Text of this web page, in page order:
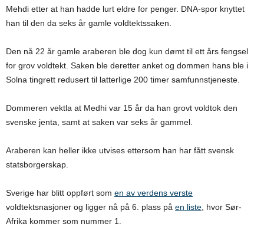
Mehdi etter at han hadde lurt eldre for penger. DNA-spor knyttet
han til den da seks år gamle voldtektssaken.
Den nå 22 år gamle araberen ble dog kun dømt til ett års fengsel
for grov voldtekt. Saken ble deretter anket og dommen hans ble i
Solna tingrett redusert til latterlige 200 timer samfunnstjeneste.
Dommeren vektla at Medhi var 15 år da han grovt voldtok den
svenske jenta, samt at saken var seks år gammel.
Araberen kan heller ikke utvises ettersom han har fått svensk
statsborgerskap.
Sverige har blitt oppført som en av verdens verste
voldtektsnasjoner og ligger nå på 6. plass på en liste , hvor Sør-
Afrika kommer som nummer 1.